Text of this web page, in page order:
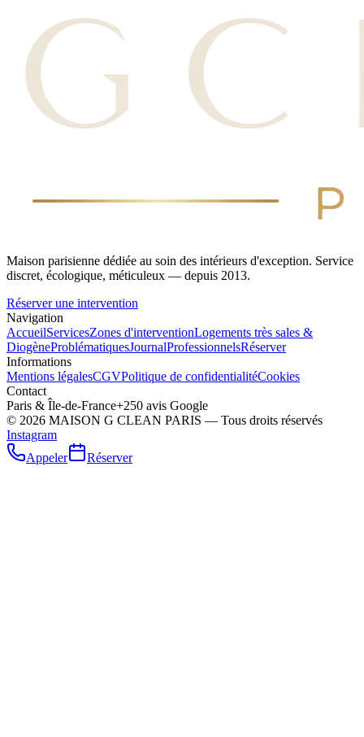
Maison parisienne dédiée au soin des intérieurs d'exception. Service
discret, écologique, méticuleux — depuis 2013.
Réserver une intervention
Navigation
AccueilServicesZones d'interventionLogements très sales &
DiogèneProblématiquesJournalProfessionnelsRéserver
Informations
Mentions légalesCGVPolitique de confidentialitéCookies
Contact
Paris & Île-de-France+250 avis Google
© 2026 MAISON G CLEAN PARIS — Tous droits réservés
Instagram
Appeler
Réserver